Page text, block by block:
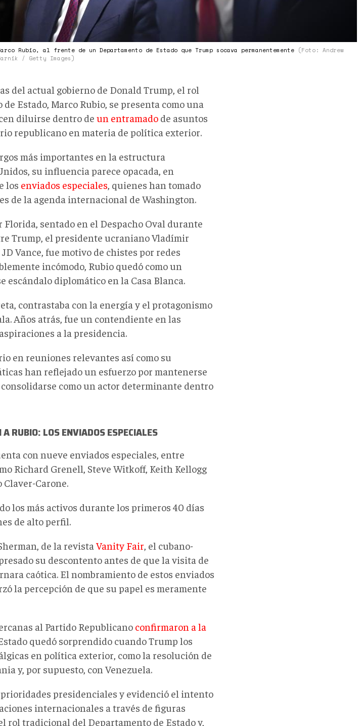
Donald
Trump
Rubio, al frente de un Departamento de Estado que Trump socava permanentemente (Foto: Andrew
/ Getty Images)
del actual gobierno de Donald Trump, el rol
Estado, Marco Rubio, se presenta como una
diluirse dentro deun entramado de asuntos
republicano en materia de política exterior.
más importantes en la estructura
su influencia parece opacada, en
los enviados especiales, quienes han tomado
de la agenda internacional de Washington.
Florida, sentado en el Despacho Oval durante
Trump, el presidente ucraniano Vladímir
Vance, fue motivo de chistes por redes
incómodo, Rubio quedó como un
escándalo diplomático en la Casa Blanca.
contrastaba con la energía y el protagonismo
. Años atrás, fue un contendiente en las
a la presidencia.
en reuniones relevantes así como su
han reflejado un esfuerzo por mantenerse
como un actor determinante dentro
RUBIO: LOS ENVIADOS ESPECIALES
con nueve enviados especiales, entre
Richard Grenell, Steve Witkoff, Keith Kellogg
Carone.
los más activos durante los primeros 40 días
de alto perfil.
de la revistaVanity Fair, el cubano-
su descontento antes de que la visita de
caótica. El nombramiento de estos enviados
la percepción de que su papel es meramente
al Partido Republicano confirmaron a la
quedó sorprendido cuando Trump los
en política exterior, como la resolución de
y, por supuesto, con Venezuela.
presidenciales y evidenció el intento
internacionales a través de figuras
rol tradicional del Departamento de Estado y,